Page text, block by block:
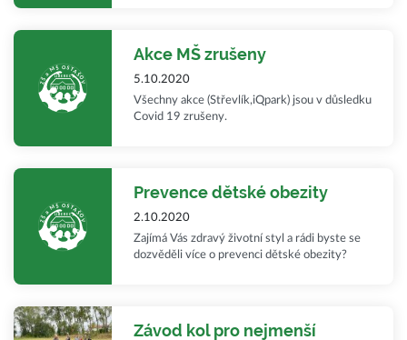
Akce MŠ zrušeny
5.10.2020
Všechny akce (Střevlík,iQpark) jsou v důsledku
Covid 19 zrušeny.
Prevence dětské obezity
2.10.2020
Zajímá Vás zdravý životní styl a rádi byste se
dozvěděli více o prevenci dětské obezity?
Závod kol pro nejmenší